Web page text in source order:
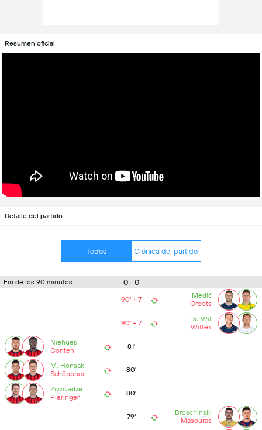
Resumen oficial
Detalle del partido
Todos Crónica del partido
Fin de los 90 minutos 0 - 0
90' + 7
Medić
Ordets
90' + 7
De Wit
Wittek
Niehues
Conteh
81'
M. Honsak
Schöppner
80'
Zivzivadze
Pieringer
80'
79'
Broschinski
Masouras